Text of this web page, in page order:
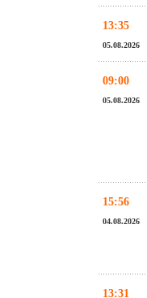
13:35
05.08.2026
09:00
05.08.2026
15:56
04.08.2026
13:31